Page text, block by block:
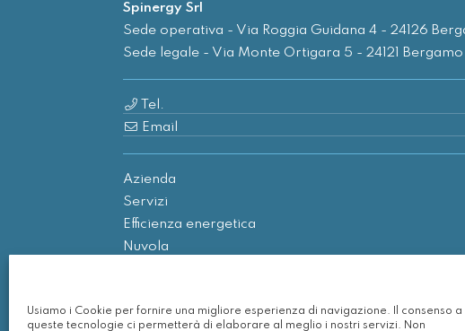
Usiamo i Cookie per fornire una migliore esperienza di navigazione. Il consenso a
queste tecnologie ci permetterà di elaborare al meglio i nostri servizi. Non
Spinergy Srl
Sede operativa - Via Roggia Guidana 4 - 24126
Sede legale - Via Monte Ortigara 5 - 24121 Bergamo
Tel.
Email
Azienda
Servizi
Efficienza energetica
Nuvola